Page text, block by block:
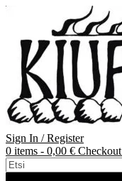
Skip
content
Sign In / Register
0 items - 0,00 € Checkout